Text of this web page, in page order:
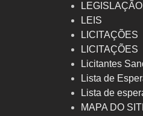
LEGISLAÇÃO
LEIS
LICITAÇÕES
LICITAÇÕES
Licitantes
Lista de
Lista de
MAPA DO